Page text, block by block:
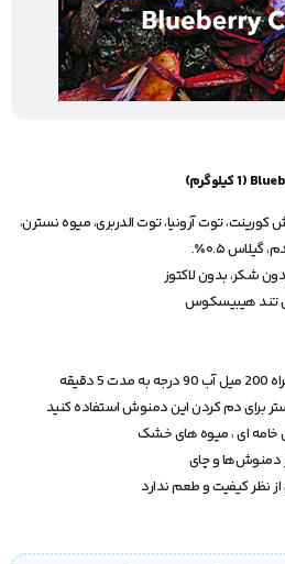
توت آرونیا، توت الدربری، میوه نسترن،
شکر، بدون لاکتوز
تند هیبیسکوس
برای دم کردن این دمنوش استفاده کنید
خامه ای ، میوه های خشک
دمنوش‌ها و چای
نظر کیفیت و طعم ندارد